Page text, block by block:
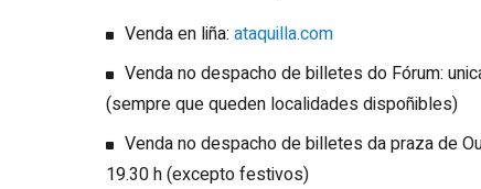
Venda en liña: ataquilla.com
Venda no despacho de billetes do Fórum:
(sempre que queden localidades dispoñibles)
Venda no despacho de billetes da praza de
19.30 h (excepto festivos)